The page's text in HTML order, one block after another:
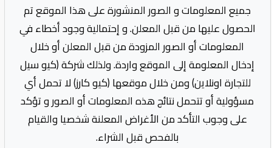
جميع المعلومات و الصور المنشورة على هذا الموقع تم
الحصول عليها من قبل المعلن. و إحتمالية وجود أخطاء في
المعلومات أو الصور المزودة من قبل المعلن أو خلال
إدخال المعلومة إلى الموقع واردة. ولذلك شركة (كيو سيل
للتجارة اونلاين) ومن خلال موقعها (كيو كارز) لا تحمل أي
مسؤولية أو تتحمل نتائج هذه المعلومات أو الصور و تؤكد
على وجوب التأكد من الأغراض المعلنة شخصيا والقيام
بالفحص قبل الشراء.